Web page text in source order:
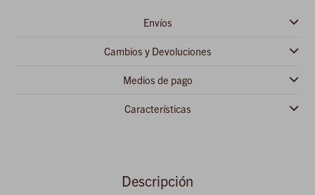
Envíos
Cambios y Devoluciones
Medios de pago
Características
Descripción